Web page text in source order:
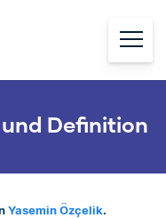
Definition
Yasemin Özçelik.